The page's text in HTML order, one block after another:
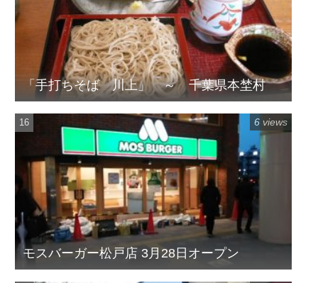
「手打ちそば 川上」 ～ 千葉県本埜村
モスバーガー松戸店 3月28日オープン
6 views